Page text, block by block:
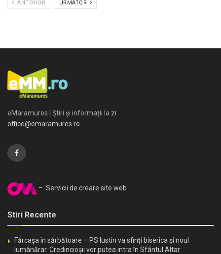
ANTERIOR URMATOR
eMaramures | Știri și informații la zi
office@emaramures.ro
– Servicii de creare site web
Stiri Recente
Fărcașa în sărbătoare – PS Iustin va sfinți biserica și noul
lumânărar. Credincioșii vor putea intra în Sfântul Altar